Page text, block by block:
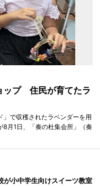
ップ 住民が育てたラ
で収穫されたラベンダーを用
月1日、「奏の杜集会所」（奏
が小中学生向けスイーツ教室